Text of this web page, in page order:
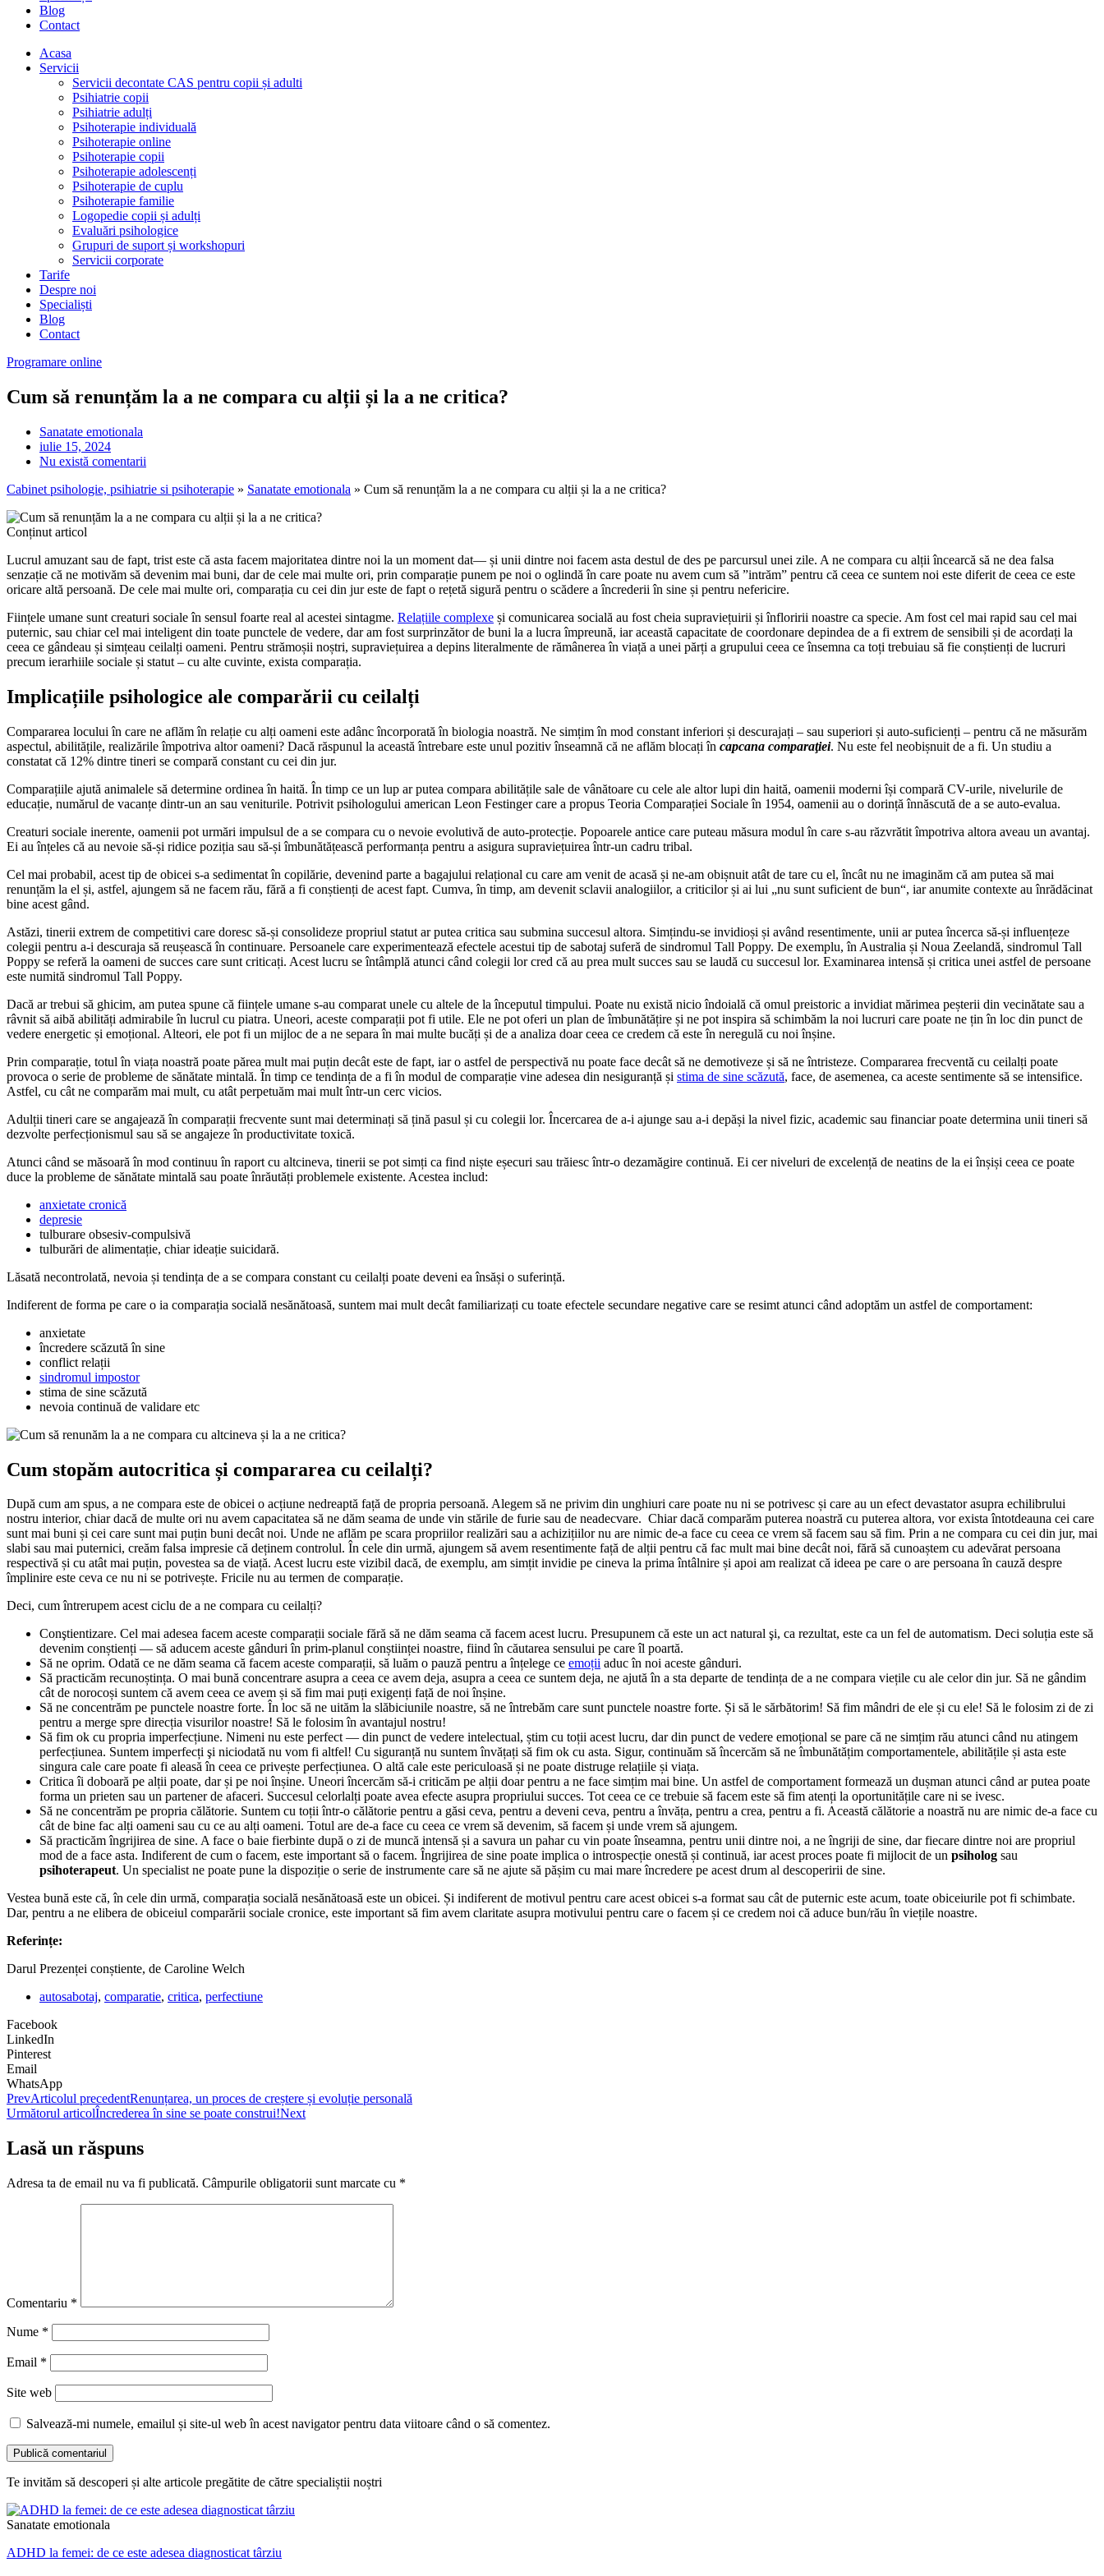
Blog
Contact
Acasa
Servicii
Servicii decontate CAS pentru copii și adulti
Psihiatrie copii
Psihiatrie adulți
Psihoterapie individuală
Psihoterapie online
Psihoterapie copii
Psihoterapie adolescenți
Psihoterapie de cuplu
Psihoterapie familie
Logopedie copii și adulți
Evaluări psihologice
Grupuri de suport și workshopuri
Servicii corporate
Tarife
Despre noi
Specialiști
Blog
Contact
Programare online
Cum să renunțăm la a ne compara cu alții și la a ne critica?
Sanatate emotionala
iulie 15, 2024
Nu există comentarii
Cabinet psihologie, psihiatrie si psihoterapie » Sanatate emotionala » Cum să renunțăm la a ne compara cu alții și la a ne critica?
Conținut articol
Lucrul amuzant sau de fapt, trist este că asta facem majoritatea dintre noi la un moment dat— și unii dintre noi facem asta destul de des pe parcursul unei zile. A ne compara cu alții încearcă să ne dea falsa
senzație că ne motivăm să devenim mai buni, dar de cele mai multe ori, prin comparație punem pe noi o oglindă în care poate nu avem cum să ”intrăm” pentru că ceea ce suntem noi este diferit de ceea ce este
oricare altă persoană. De cele mai multe ori, comparația cu cei din jur este de fapt o rețetă sigură pentru o scădere a încrederii în sine și pentru nefericire.
Ființele umane sunt creaturi sociale în sensul foarte real al acestei sintagme. Relațiile complexe și comunicarea socială au fost cheia supraviețuirii și înfloririi noastre ca specie. Am fost cel mai rapid sau cel mai
puternic, sau chiar cel mai inteligent din toate punctele de vedere, dar am fost surprinzător de buni la a lucra împreună, iar această capacitate de coordonare depindea de a fi extrem de sensibili și de acordați la
ceea ce gândeau și simțeau ceilalți oameni. Pentru strămoșii noștri, supraviețuirea a depins literalmente de rămânerea în viață a unei părți a grupului ceea ce însemna ca toți trebuiau să fie conștienți de lucruri
precum ierarhiile sociale și statut – cu alte cuvinte, exista comparația.
Implicațiile psihologice ale comparării cu ceilalți
Compararea locului în care ne aflăm în relație cu alți oameni este adânc încorporată în biologia noastră. Ne simțim în mod constant inferiori și descurajați – sau superiori și auto-suficienți – pentru că ne măsurăm
aspectul, abilitățile, realizările împotriva altor oameni? Dacă răspunul la această întrebare este unul pozitiv înseamnă că ne aflăm blocați în capcana comparaţiei. Nu este fel neobișnuit de a fi. Un studiu a
constatat că 12% dintre tineri se compară constant cu cei din jur.
Comparațiile ajută animalele să determine ordinea în haită. În timp ce un lup ar putea compara abilitățile sale de vânătoare cu cele ale altor lupi din haită, oamenii moderni își compară CV-urile, nivelurile de
educație, numărul de vacanțe dintr-un an sau veniturile. Potrivit psihologului american Leon Festinger care a propus Teoria Comparației Sociale în 1954, oamenii au o dorință înnăscută de a se auto-evalua.
Creaturi sociale inerente, oamenii pot urmări impulsul de a se compara cu o nevoie evolutivă de auto-protecție. Popoarele antice care puteau măsura modul în care s-au răzvrătit împotriva altora aveau un avantaj.
Ei au înțeles că au nevoie să-și ridice poziția sau să-și îmbunătățească performanța pentru a asigura supraviețuirea într-un cadru tribal.
Cel mai probabil, acest tip de obicei s-a sedimentat în copilărie, devenind parte a bagajului relațional cu care am venit de acasă și ne-am obișnuit atât de tare cu el, încât nu ne imaginăm că am putea să mai
renunțăm la el și, astfel, ajungem să ne facem rău, fără a fi conștienți de acest fapt. Cumva, în timp, am devenit sclavii analogiilor, a criticilor și ai lui „nu sunt suficient de bun“, iar anumite contexte au înrădăcinat
bine acest gând.
Astăzi, tinerii extrem de competitivi care doresc să-și consolideze propriul statut ar putea critica sau submina succesul altora. Simțindu-se invidioși și având resentimente, unii ar putea încerca să-și influențeze
colegii pentru a-i descuraja să reușească în continuare. Persoanele care experimentează efectele acestui tip de sabotaj suferă de sindromul Tall Poppy. De exemplu, în Australia și Noua Zeelandă, sindromul Tall
Poppy se referă la oameni de succes care sunt criticați. Acest lucru se întâmplă atunci când colegii lor cred că au prea mult succes sau se laudă cu succesul lor. Examinarea intensă și critica unei astfel de persoane
este numită sindromul Tall Poppy.
Dacă ar trebui să ghicim, am putea spune că ființele umane s-au comparat unele cu altele de la începutul timpului. Poate nu există nicio îndoială că omul preistoric a invidiat mărimea peșterii din vecinătate sau a
râvnit să aibă abilități admirabile în lucrul cu piatra. Uneori, aceste comparații pot fi utile. Ele ne pot oferi un plan de îmbunătățire și ne pot inspira să schimbăm la noi lucruri care poate ne țin în loc din punct de
vedere energetic și emoțional. Alteori, ele pot fi un mijloc de a ne separa în mai multe bucăți și de a analiza doar ceea ce credem că este în neregulă cu noi înșine.
Prin comparație, totul în viața noastră poate părea mult mai puțin decât este de fapt, iar o astfel de perspectivă nu poate face decât să ne demotiveze și să ne întristeze. Compararea frecventă cu ceilalți poate
provoca o serie de probleme de sănătate mintală. În timp ce tendința de a fi în modul de comparație vine adesea din nesiguranță și stima de sine scăzută, face, de asemenea, ca aceste sentimente să se intensifice.
Astfel, cu cât ne comparăm mai mult, cu atât perpetuăm mai mult într-un cerc vicios.
Adulții tineri care se angajează în comparații frecvente sunt mai determinați să țină pasul și cu colegii lor. Încercarea de a-i ajunge sau a-i depăși la nivel fizic, academic sau financiar poate determina unii tineri să
dezvolte perfecționismul sau să se angajeze în productivitate toxică.
Atunci când se măsoară în mod continuu în raport cu altcineva, tinerii se pot simți ca find niște eșecuri sau trăiesc într-o dezamăgire continuă. Ei cer niveluri de excelență de neatins de la ei înșiși ceea ce poate
duce la probleme de sănătate mintală sau poate înrăutăți problemele existente. Acestea includ:
anxietate cronică
depresie
tulburare obsesiv-compulsivă
tulburări de alimentație, chiar ideație suicidară.
Lăsată necontrolată, nevoia și tendința de a se compara constant cu ceilalți poate deveni ea însăși o suferință.
Indiferent de forma pe care o ia comparația socială nesănătoasă, suntem mai mult decât familiarizați cu toate efectele secundare negative care se resimt atunci când adoptăm un astfel de comportament:
anxietate
încredere scăzută în sine
conflict relații
sindromul impostor
stima de sine scăzută
nevoia continuă de validare etc
Cum stopăm autocritica și compararea cu ceilalți?
După cum am spus, a ne compara este de obicei o acțiune nedreaptă față de propria persoană. Alegem să ne privim din unghiuri care poate nu ni se potrivesc și care au un efect devastator asupra echilibrului
nostru interior, chiar dacă de multe ori nu avem capacitatea să ne dăm seama de unde vin stările de furie sau de neadecvare. Chiar dacă comparăm puterea noastră cu puterea altora, vor exista întotdeauna cei care
sunt mai buni și cei care sunt mai puțin buni decât noi. Unde ne aflăm pe scara propriilor realizări sau a achizițiilor nu are nimic de-a face cu ceea ce vrem să facem sau să fim. Prin a ne compara cu cei din jur, mai
slabi sau mai puternici, creăm falsa impresie că deținem controlul. În cele din urmă, ajungem să avem resentimente față de alții pentru că fac mult mai bine decât noi, fără să cunoaștem cu adevărat persoana
respectivă și cu atât mai puțin, povestea sa de viață. Acest lucru este vizibil dacă, de exemplu, am simțit invidie pe cineva la prima întâlnire și apoi am realizat că ideea pe care o are persoana în cauză despre
împlinire este ceva ce nu ni se potrivește. Fricile nu au termen de comparație.
Deci, cum întrerupem acest ciclu de a ne compara cu ceilalți?
Conştientizare. Cel mai adesea facem aceste comparații sociale fără să ne dăm seama că facem acest lucru. Presupunem că este un act natural şi, ca rezultat, este ca un fel de automatism. Deci soluția este să
devenim conștienți — să aducem aceste gânduri în prim-planul conștiinței noastre, fiind în căutarea sensului pe care îl poartă.
Să ne oprim. Odată ce ne dăm seama că facem aceste comparații, să luăm o pauză pentru a înțelege ce emoții aduc în noi aceste gânduri.
Să practicăm recunoștința. O mai bună concentrare asupra a ceea ce avem deja, asupra a ceea ce suntem deja, ne ajută în a sta departe de tendința de a ne compara viețile cu ale celor din jur. Să ne gândim
cât de norocoși suntem că avem ceea ce avem și să fim mai puți exigenți față de noi înșine.
Să ne concentrăm pe punctele noastre forte. În loc să ne uităm la slăbiciunile noastre, să ne întrebăm care sunt punctele noastre forte. Și să le sărbătorim! Să fim mândri de ele și cu ele! Să le folosim zi de zi
pentru a merge spre direcția visurilor noastre! Să le folosim în avantajul nostru!
Să fim ok cu propria imperfecțiune. Nimeni nu este perfect — din punct de vedere intelectual, știm cu toții acest lucru, dar din punct de vedere emoțional se pare că ne simțim rău atunci când nu atingem
perfecțiunea. Suntem imperfecți şi niciodată nu vom fi altfel! Cu siguranță nu suntem învățați să fim ok cu asta. Sigur, continuăm să încercăm să ne îmbunătățim comportamentele, abilitățile și asta este
singura cale care poate fi aleasă în ceea ce privește perfecțiunea. O altă cale este periculoasă și ne poate distruge relațiile și viața.
Critica îi doboară pe alții poate, dar și pe noi înșine. Uneori încercăm să-i criticăm pe alții doar pentru a ne face simțim mai bine. Un astfel de comportament formează un dușman atunci când ar putea poate
forma un prieten sau un partener de afaceri. Succesul celorlalți poate avea efecte asupra propriului succes. Tot ceea ce ce trebuie să facem este să fim atenți la oportunitățile care ni se ivesc.
Să ne concentrăm pe propria călătorie. Suntem cu toții într-o călătorie pentru a găsi ceva, pentru a deveni ceva, pentru a învăța, pentru a crea, pentru a fi. Această călătorie a noastră nu are nimic de-a face cu
cât de bine fac alți oameni sau cu ce au alți oameni. Totul are de-a face cu ceea ce vrem să devenim, să facem și unde vrem să ajungem.
Să practicăm îngrijirea de sine. A face o baie fierbinte după o zi de muncă intensă și a savura un pahar cu vin poate înseamna, pentru unii dintre noi, a ne îngriji de sine, dar fiecare dintre noi are propriul
mod de a face asta. Indiferent de cum o facem, este important să o facem. Îngrijirea de sine poate implica o introspecție onestă și continuă, iar acest proces poate fi mijlocit de un psiholog sau
psihoterapeut. Un specialist ne poate pune la dispoziție o serie de instrumente care să ne ajute să pășim cu mai mare încredere pe acest drum al descoperirii de sine.
Vestea bună este că, în cele din urmă, comparația socială nesănătoasă este un obicei. Și indiferent de motivul pentru care acest obicei s-a format sau cât de puternic este acum, toate obiceiurile pot fi schimbate.
Dar, pentru a ne elibera de obiceiul comparării sociale cronice, este important să fim avem claritate asupra motivului pentru care o facem și ce credem noi că aduce bun/rău în viețile noastre.
Referințe:
Darul Prezenței conștiente, de Caroline Welch
autosabotaj, comparatie, critica, perfectiune
Facebook
LinkedIn
Pinterest
Email
WhatsApp
PrevArticolul precedentRenunțarea, un proces de creștere și evoluție personală
Următorul articolÎncrederea în sine se poate construi!Next
Lasă un răspuns
Adresa ta de email nu va fi publicată. Câmpurile obligatorii sunt marcate cu *
Comentariu *
Nume *
Email *
Site web
Salvează-mi numele, emailul și site-ul web în acest navigator pentru data viitoare când o să comentez.
Te invităm să descoperi și alte articole pregătite de către specialiștii noștri
Sanatate emotionala
ADHD la femei: de ce este adesea diagnosticat târziu